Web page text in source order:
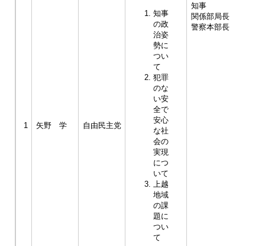
1 矢野 学 自由民主党
知事
の政
治姿
勢に
つい
て
犯罪
のな
い安
全で
安心
な社
会の
実現
につ
いて
上越
地域
の課
題に
つい
て
知事
関係部局長
警察本部長